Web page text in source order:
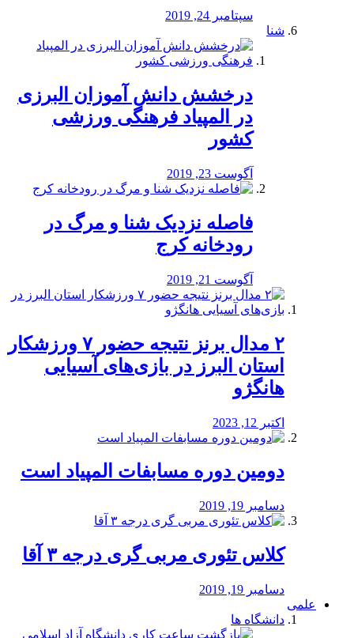
سپتامبر 24, 2019
شنا
درخشش دانش آموزان البرزی
در المپیاد فرهنگی ورزشی
کشور
آگوست 23, 2019
️فاصله نزدیک شنا و مرگ در
رودخانه کرج
آگوست 21, 2019
۲ مدال برنز نتیجه حضور ۷ ورزشکار
استان البرز در بازی‌های آسیایی
هانگژو
اکتبر 12, 2023
دومین دوره مسابفات المپیاد است
دسامبر 19, 2019
کلاس تئوری مربی گری درجه ۳ آقا
دسامبر 19, 2019
علمی
دانشگاه ها